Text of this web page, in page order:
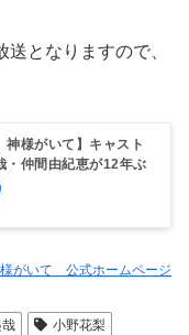
となりますので、
神様がいて】キャスト
・仲間由紀恵が12年ぶ
がいて 公式ホームページ
小野花梨